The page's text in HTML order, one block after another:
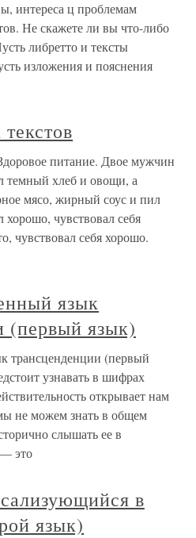
интереса ц проблемам
Не скажете ли вы что-либо
либретто и тексты
изложения и пояснения
питание. Двое мужчин
темный хлеб и овощи, а
мясо, жирный соус и пил
хорошо, чувствовал себя
чувствовал себя хорошо.
язык
(первый язык)
трансценденции (первый
узнавать в шифрах
открывает нам
не можем знать в общем
слышать ее в
это
в
язык)